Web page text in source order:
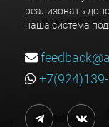
реализовать
наша система